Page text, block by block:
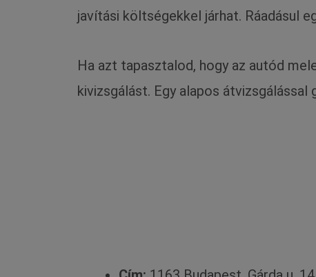
javítási költségekkel járhat. Ráadásul
Ha azt tapasztalod, hogy az autód
kivizsgálást. Egy alapos